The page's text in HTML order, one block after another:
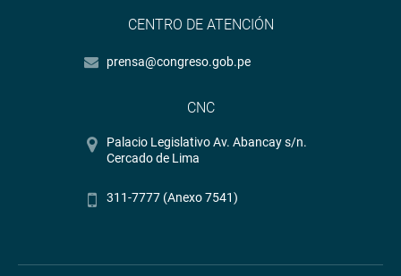
CENTRO DE ATENCIÓN
prensa@congreso.gob.pe
CNC
Palacio Legislativo Av. Abancay s/n.
Cercado de Lima
311-7777 (Anexo 7541)